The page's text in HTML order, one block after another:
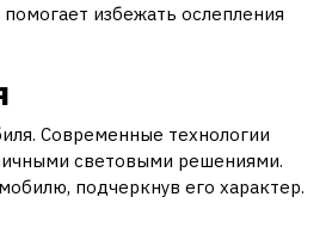
избежать ослепления
Современные технологии
световыми решениями.
подчеркнув его характер.